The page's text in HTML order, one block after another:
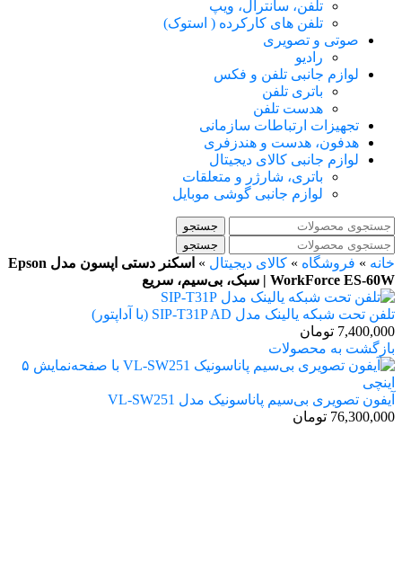
تلفن، سانترال، ویپ
تلفن های کارکرده ( استوک)
صوتی و تصویری
رادیو
لوازم جانبی تلفن و فکس
باتری تلفن
هدست تلفن
تجهیزات ارتباطات سازمانی
هدفون، هدست و هندزفری
لوازم جانبی کالای دیجیتال
باتری، شارژر و متعلقات
لوازم جانبی گوشی موبایل
جستجو
جستجو
خانه » فروشگاه » کالای دیجیتال »
اسکنر دستی اپسون مدل Epson
WorkForce ES-60W | سبک، بی‌سیم، سریع
تلفن تحت شبکه یالینک مدل SIP-T31P AD (با آداپتور)
7,400,000 تومان
بازگشت به محصولات
آیفون تصویری بی‌سیم پاناسونیک مدل VL-SW251
76,300,000 تومان